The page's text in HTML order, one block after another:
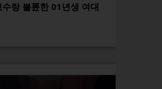
랑 불륜한 01년생 여대